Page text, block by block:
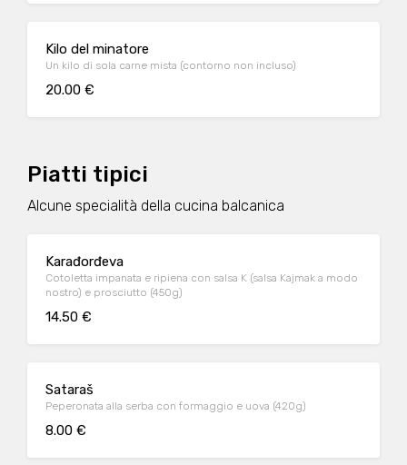
Kilo del minatore
Un kilo di sola carne mista (contorno non incluso)
20.00 €
Piatti tipici
Alcune specialità della cucina balcanica
Karađorđeva
Cotoletta impanata e ripiena con salsa K (salsa Kajmak a modo
nostro) e prosciutto (450g)
14.50 €
Sataraš
Peperonata alla serba con formaggio e uova (420g)
8.00 €